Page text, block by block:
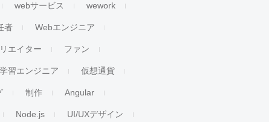
webサービス wework
者 Webエンジニア
エイター ファン
習エンジニア 仮想通貨
制作 Angular
Node.js UI/UXデザイン